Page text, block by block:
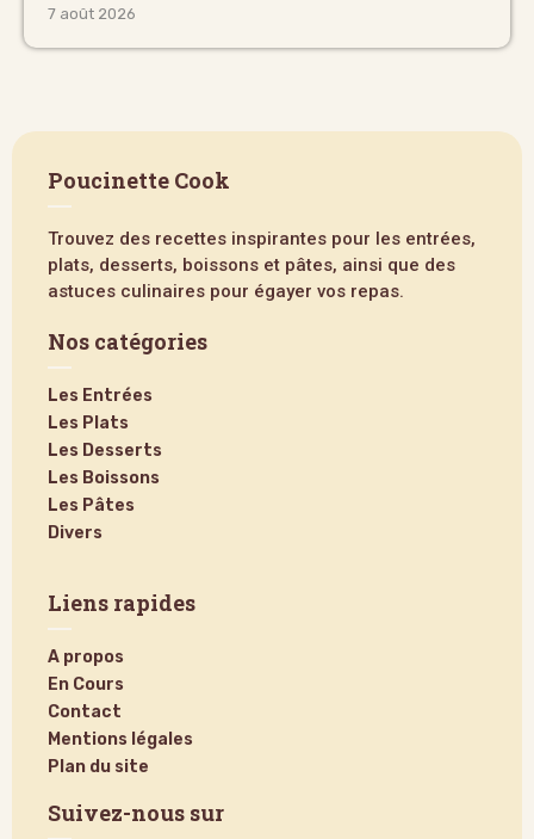
7 août 2026
Poucinette Cook
Trouvez des recettes inspirantes pour les entrées,
plats, desserts, boissons et pâtes, ainsi que des
astuces culinaires pour égayer vos repas.
Nos catégories
Les Entrées
Les Plats
Les Desserts
Les Boissons
Les Pâtes
Divers
Liens rapides
A propos
En Cours
Contact
Mentions légales
Plan du site
Suivez-nous sur